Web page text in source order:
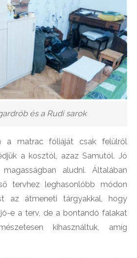
és a Rudi sarok
a matrac fóliáját csak felülről
a kosztól, azaz Samutól. Jó
aludni. Általában
tervhez leghasonlóbb módon
az átmeneti tárgyakkal, hogy
e a terv, de a bontandó falakat
kihasználtuk, amíg